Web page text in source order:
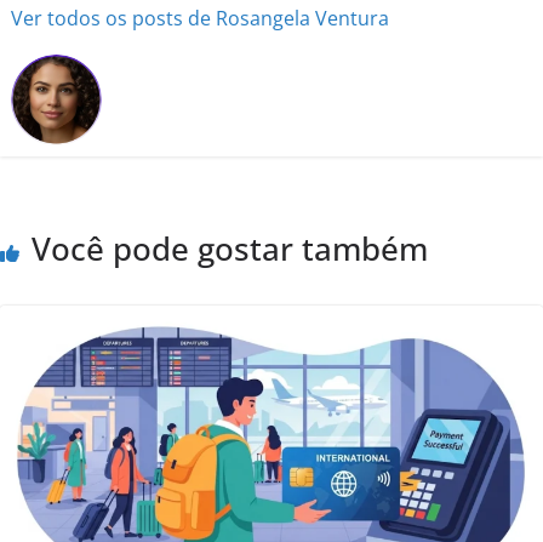
Ver todos os posts de Rosangela Ventura
Você pode gostar também